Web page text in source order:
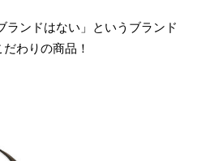
ランドはない」というブランド
わりの商品！